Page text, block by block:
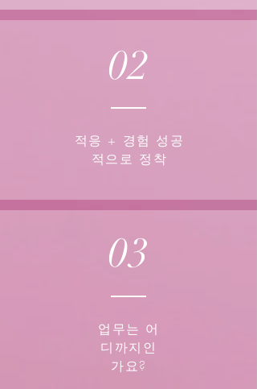
02
적응 + 경험 성공
적으로 정착
03
업무는 어
디까지인
가요?